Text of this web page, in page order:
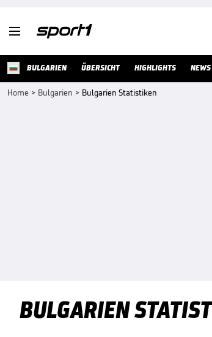

BULGARIEN ÜBERSICHT HIGHLIGHTS NEWS
Home > Bulgarien > Bulgarien Statistiken
BULGARIEN